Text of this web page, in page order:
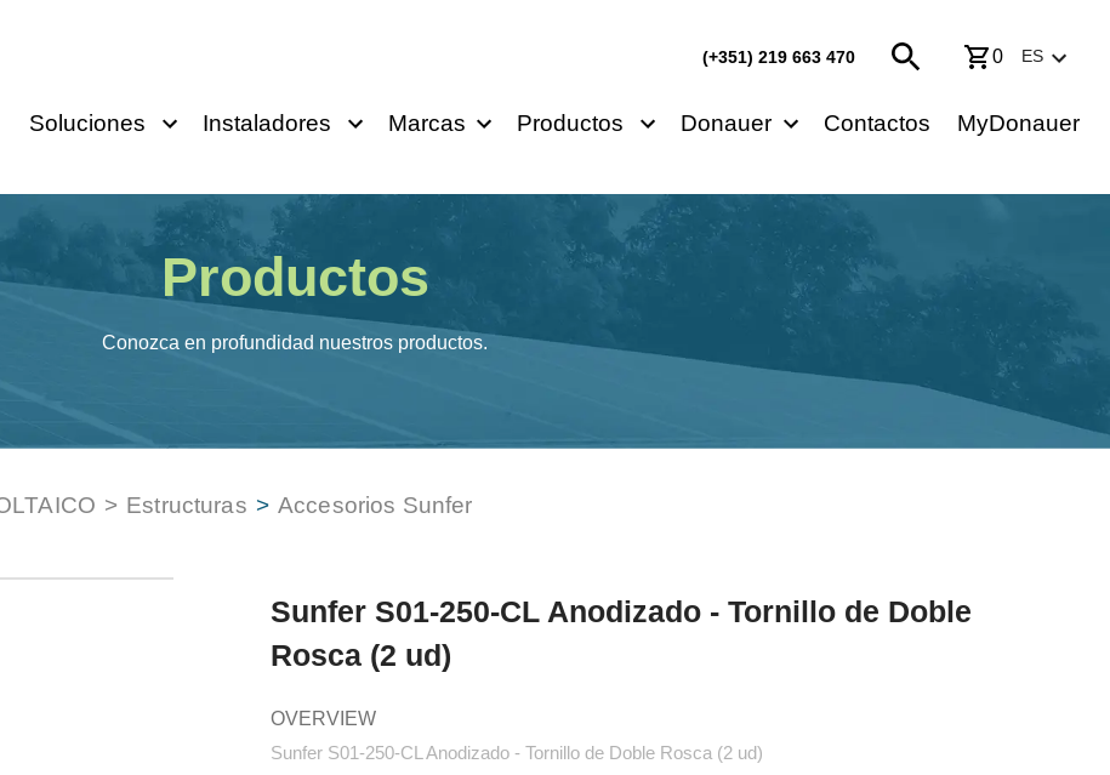
(+351) 219 663 470 0 ES
Soluciones Instaladores Marcas Productos Donauer Contactos MyDonauer
Productos
Conozca en profundidad nuestros productos.
> Estructuras > Accesorios Sunfer
Sunfer S01-250-CL Anodizado - Tornillo de Doble
Rosca (2 ud)
OVERVIEW
Sunfer S01-250-CL Anodizado - Tornillo de Doble Rosca (2 ud)